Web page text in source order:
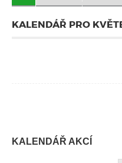
KALENDÁŘ PRO
KALENDÁŘ AKCÍ